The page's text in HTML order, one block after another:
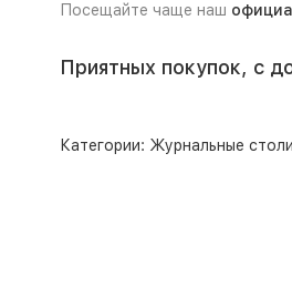
Посещайте чаще наш
Приятных покупок, с
Категории: Журнальные